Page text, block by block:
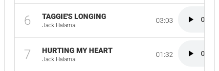
6 TAGGIE'S LONGING
Jack Halama
03:03
7 HURTING MY HEART
Jack Halama
01:32